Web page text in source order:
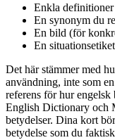
Enkla definitioner
En synonym du
En bild (för
En
Det här stämmer med
användning, inte som
referens för hur engelsk
English Dictionary och
betydelser. Dina kort
betydelse som du